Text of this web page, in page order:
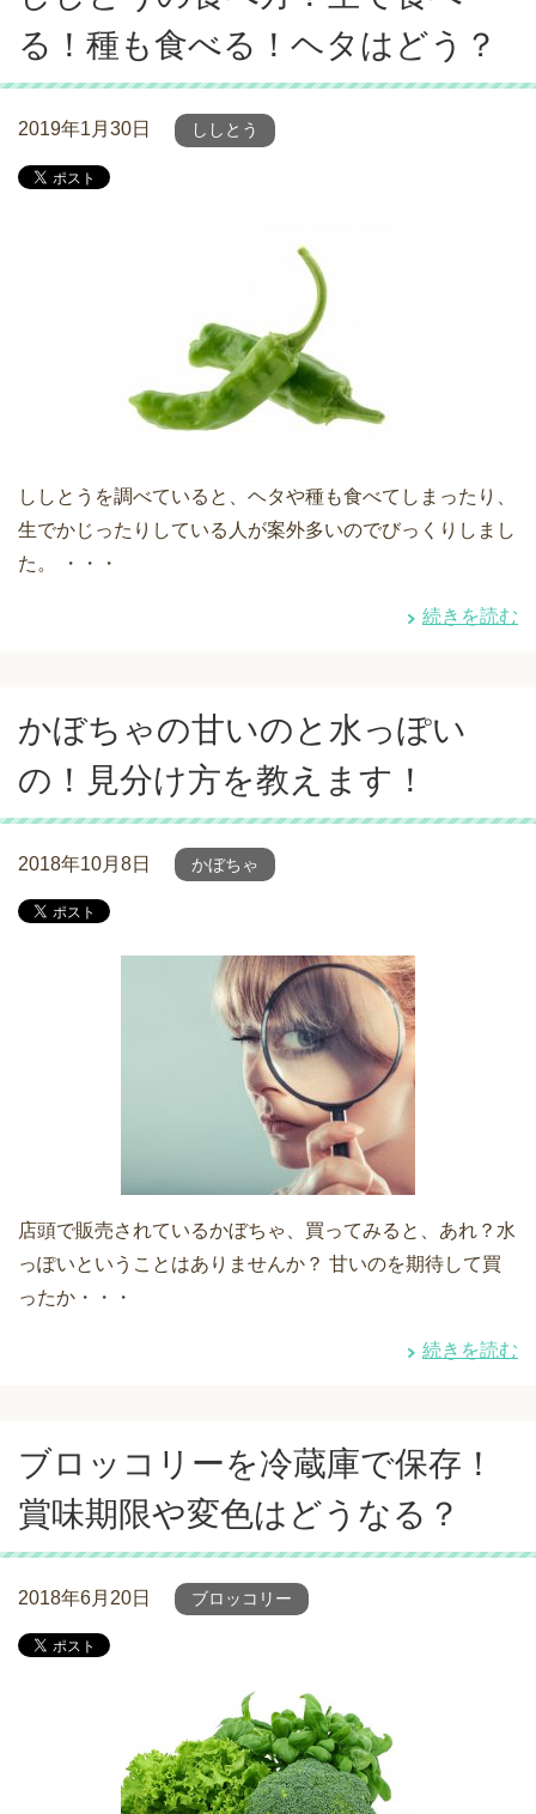
る！種も食べる！ヘタはどう？
2019年1月30日 ししとう
ししとうを調べていると、ヘタや種も食べてしまったり、
生でかじったりしている人が案外多いのでびっくりしまし
た。 ・・・
続きを読む
かぼちゃの甘いのと水っぽい
の！見分け方を教えます！
2018年10月8日 かぼちゃ
店頭で販売されているかぼちゃ、買ってみると、あれ？水
っぽいということはありませんか？ 甘いのを期待して買
ったか・・・
続きを読む
ブロッコリーを冷蔵庫で保存！
賞味期限や変色はどうなる？
2018年6月20日 ブロッコリー